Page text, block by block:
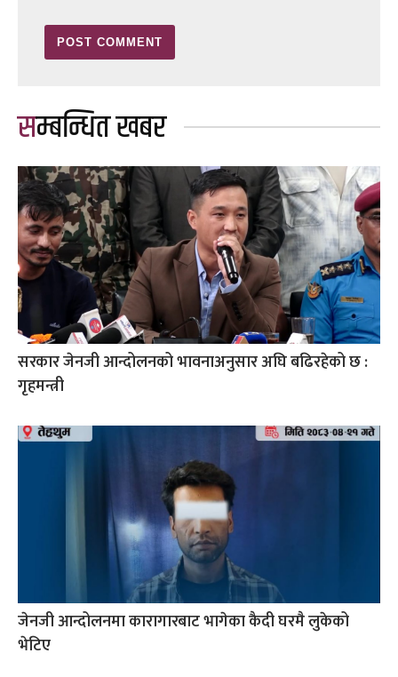
सम्बन्धित खबर
सरकार जेनजी आन्दोलनको भावनाअनुसार अघि बढिरहेको छ :
गृहमन्त्री
जेनजी आन्दोलनमा कारागारबाट भागेका कैदी घरमै लुकेको
भेटिए